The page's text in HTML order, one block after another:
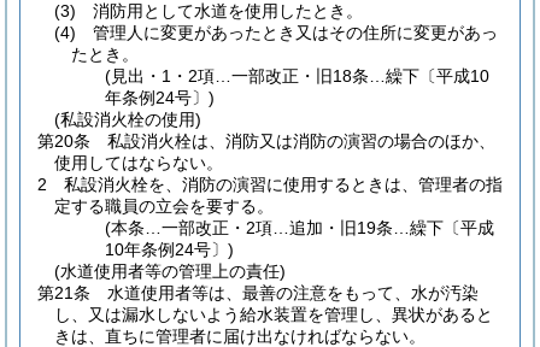
(3)
消防用として水道を使用したとき。
(4)
管理人に変更があったとき又はその住所に変更があっ
たとき。
(見出・1・2項…一部改正・旧18条…繰下〔平成10
年条例24号〕)
(私設消火栓の使用)
第20条
私設消火栓は、消防又は消防の演習の場合のほか、
使用してはならない。
2
私設消火栓を、消防の演習に使用するときは、管理者の指
定する職員の立会を要する。
(本条…一部改正・2項…追加・旧19条…繰下〔平成
10年条例24号〕)
(水道使用者等の管理上の責任)
第21条
水道使用者等は、最善の注意をもって、水が汚染
し、又は漏水しないよう給水装置を管理し、異状があると
きは、直ちに管理者に届け出なければならない。